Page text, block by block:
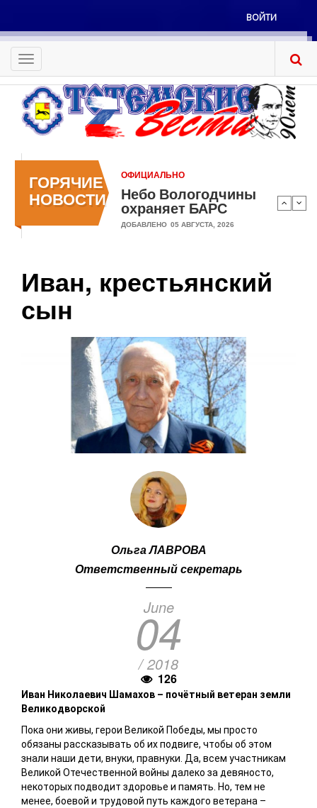
основному
содержанию
Меню
учётной
записи
пользователя
ВОЙТИ
Toggle
navigation
ГОРЯЧИЕ
НОВОСТИ
ОФИЦИАЛЬНО
Небо Вологодчины
охраняет БАРС
ДОБАВЛЕНО 05 АВГУСТА, 2026
Иван, крестьянский
сын
Ольга ЛАВРОВА
Ответственный секретарь
June
04
/ 2018
126
Иван Николаевич Шамахов – почётный ветеран земли
Великодворской
Пока они живы, герои Великой Победы, мы просто
обязаны рассказывать об их подвиге, чтобы об этом
знали наши дети, внуки, правнуки. Да, всем участникам
Великой Отечественной войны далеко за девяносто,
некоторых подводит здоровье и память. Но, тем не
менее, боевой и трудовой путь каждого ветерана –